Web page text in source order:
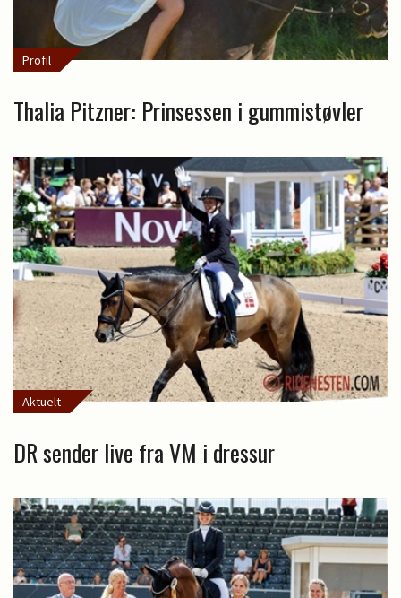
Profil
Thalia Pitzner: Prinsessen i gummistøvler
Aktuelt
DR sender live fra VM i dressur